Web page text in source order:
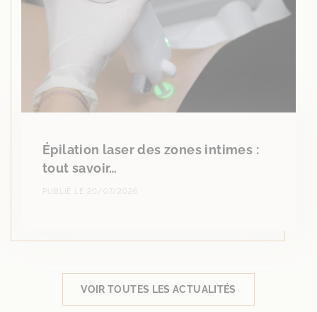
Épilation laser des zones intimes :
tout savoir…
PUBLIÉ LE 20/07/2026
VOIR TOUTES LES ACTUALITÉS